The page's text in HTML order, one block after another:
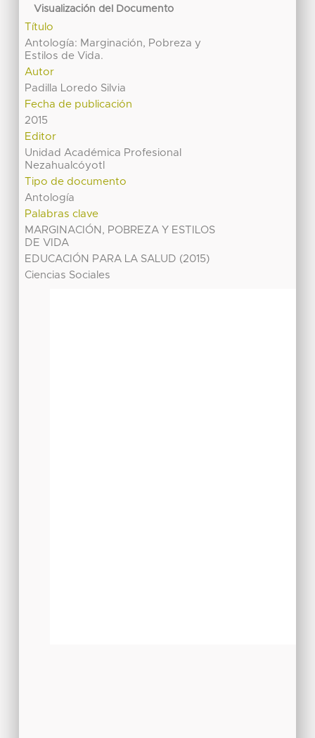
Visualización del Documento
Título
Antología: Marginación, Pobreza y
Estilos de Vida.
Autor
Padilla Loredo Silvia
Fecha de publicación
2015
Editor
Unidad Académica Profesional
Nezahualcóyotl
Tipo de documento
Antología
Palabras clave
MARGINACIÓN, POBREZA Y ESTILOS
DE VIDA
EDUCACIÓN PARA LA SALUD (2015)
Ciencias Sociales